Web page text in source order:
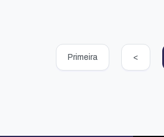
Primeira <